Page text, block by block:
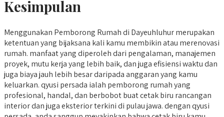
Kesimpulan
Menggunakan Pemborong Rumah di Dayeuhluhur merupakan
ketentuan yang bijaksana kali kamu membikin atau merenovasi
rumah. manfaat yang diperoleh dari pengalaman, manajemen
proyek, mutu kerja yang lebih baik, dan juga efisiensi waktu dan
juga biaya jauh lebih besar daripada anggaran yang kamu
keluarkan. qyusi persada ialah pemborong rumah yang
profesional, handal, dan berbobot buat cetak biru rancangan
interior dan juga eksterior terkini di pulau jawa. dengan qyusi